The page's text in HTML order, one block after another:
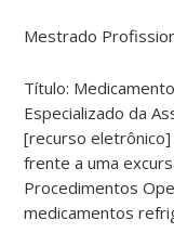
Mestrado
Título:
Especializado da
[recurso
frente a uma
Procedimentos
medicamentos